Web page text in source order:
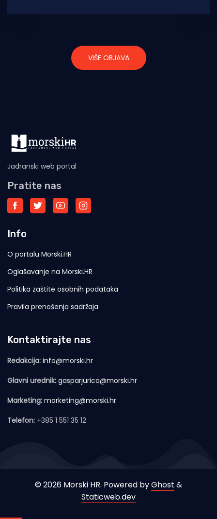
putovanjima Condé Nast Traveler, izvijestila je
VIŠE OBJAVA
Jadranski web portal
Pratite nas
Info
O portalu Morski.HR
Oglašavanje na Morski.HR
Politika zaštite osobnih podataka
Pravila prenošenja sadržaja
Kontaktirajte nas
Redakcija: info@morski.hr
Glavni urednik: gasparjurica@morski.hr
Marketing: marketing@morski.hr
Telefon: +385 1 551 35 12
© 2026 Morski HR. Powered byGhost &
Staticweb.dev